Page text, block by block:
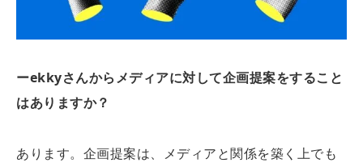
ーekkyさんからメディアに対して企画提案をすること
はありますか？
あります。企画提案は、メディアと関係を築く上でも